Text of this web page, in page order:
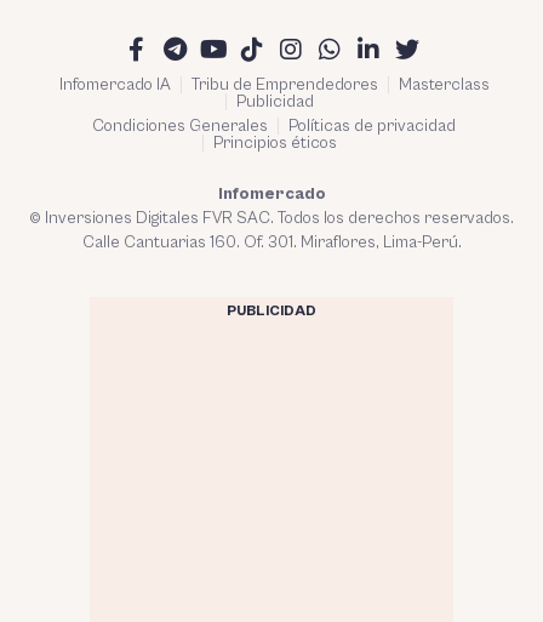
Infomercado IA Tribu de Emprendedores
Masterclass
Publicidad
Condiciones Generales
Políticas de privacidad
Principios éticos
Infomercado
© Inversiones Digitales FVR SAC. Todos los derechos reservados.
Calle Cantuarias 160. Of. 301. Miraflores, Lima-Perú.
PUBLICIDAD